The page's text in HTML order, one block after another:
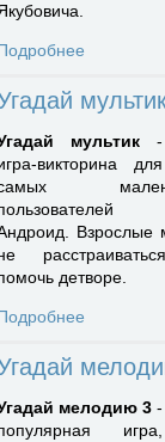
мультик -
викторина для
Взрослые
детворе.
мелодию 3 -
игра,